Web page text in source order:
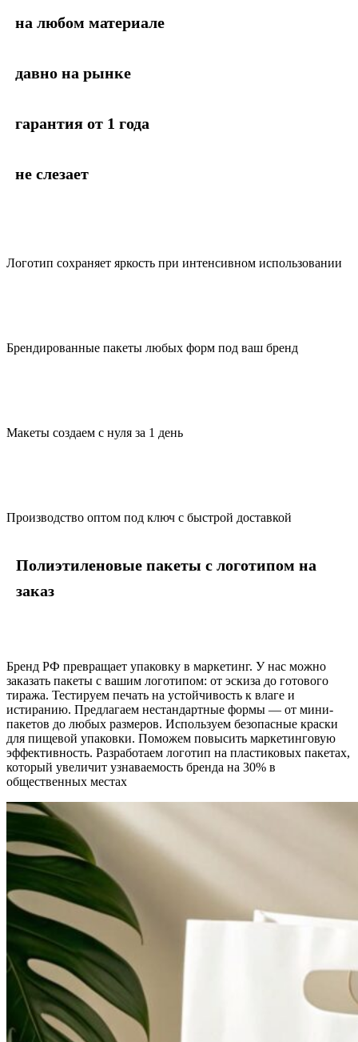
на любом материале
давно на рынке
гарантия от 1 года
не слезает
Логотип сохраняет яркость при интенсивном использовании
Брендированные пакеты любых форм под ваш бренд
Макеты создаем с нуля за 1 день
Производство оптом под ключ с быстрой доставкой
Полиэтиленовые пакеты с логотипом на
заказ
Бренд РФ превращает упаковку в маркетинг. У нас можно
заказать пакеты с вашим логотипом: от эскиза до готового
тиража. Тестируем печать на устойчивость к влаге и
истиранию. Предлагаем нестандартные формы — от мини-
пакетов до любых размеров. Используем безопасные краски
для пищевой упаковки. Поможем повысить маркетинговую
эффективность. Разработаем логотип на пластиковых пакетах,
который увеличит узнаваемость бренда на 30% в
общественных местах